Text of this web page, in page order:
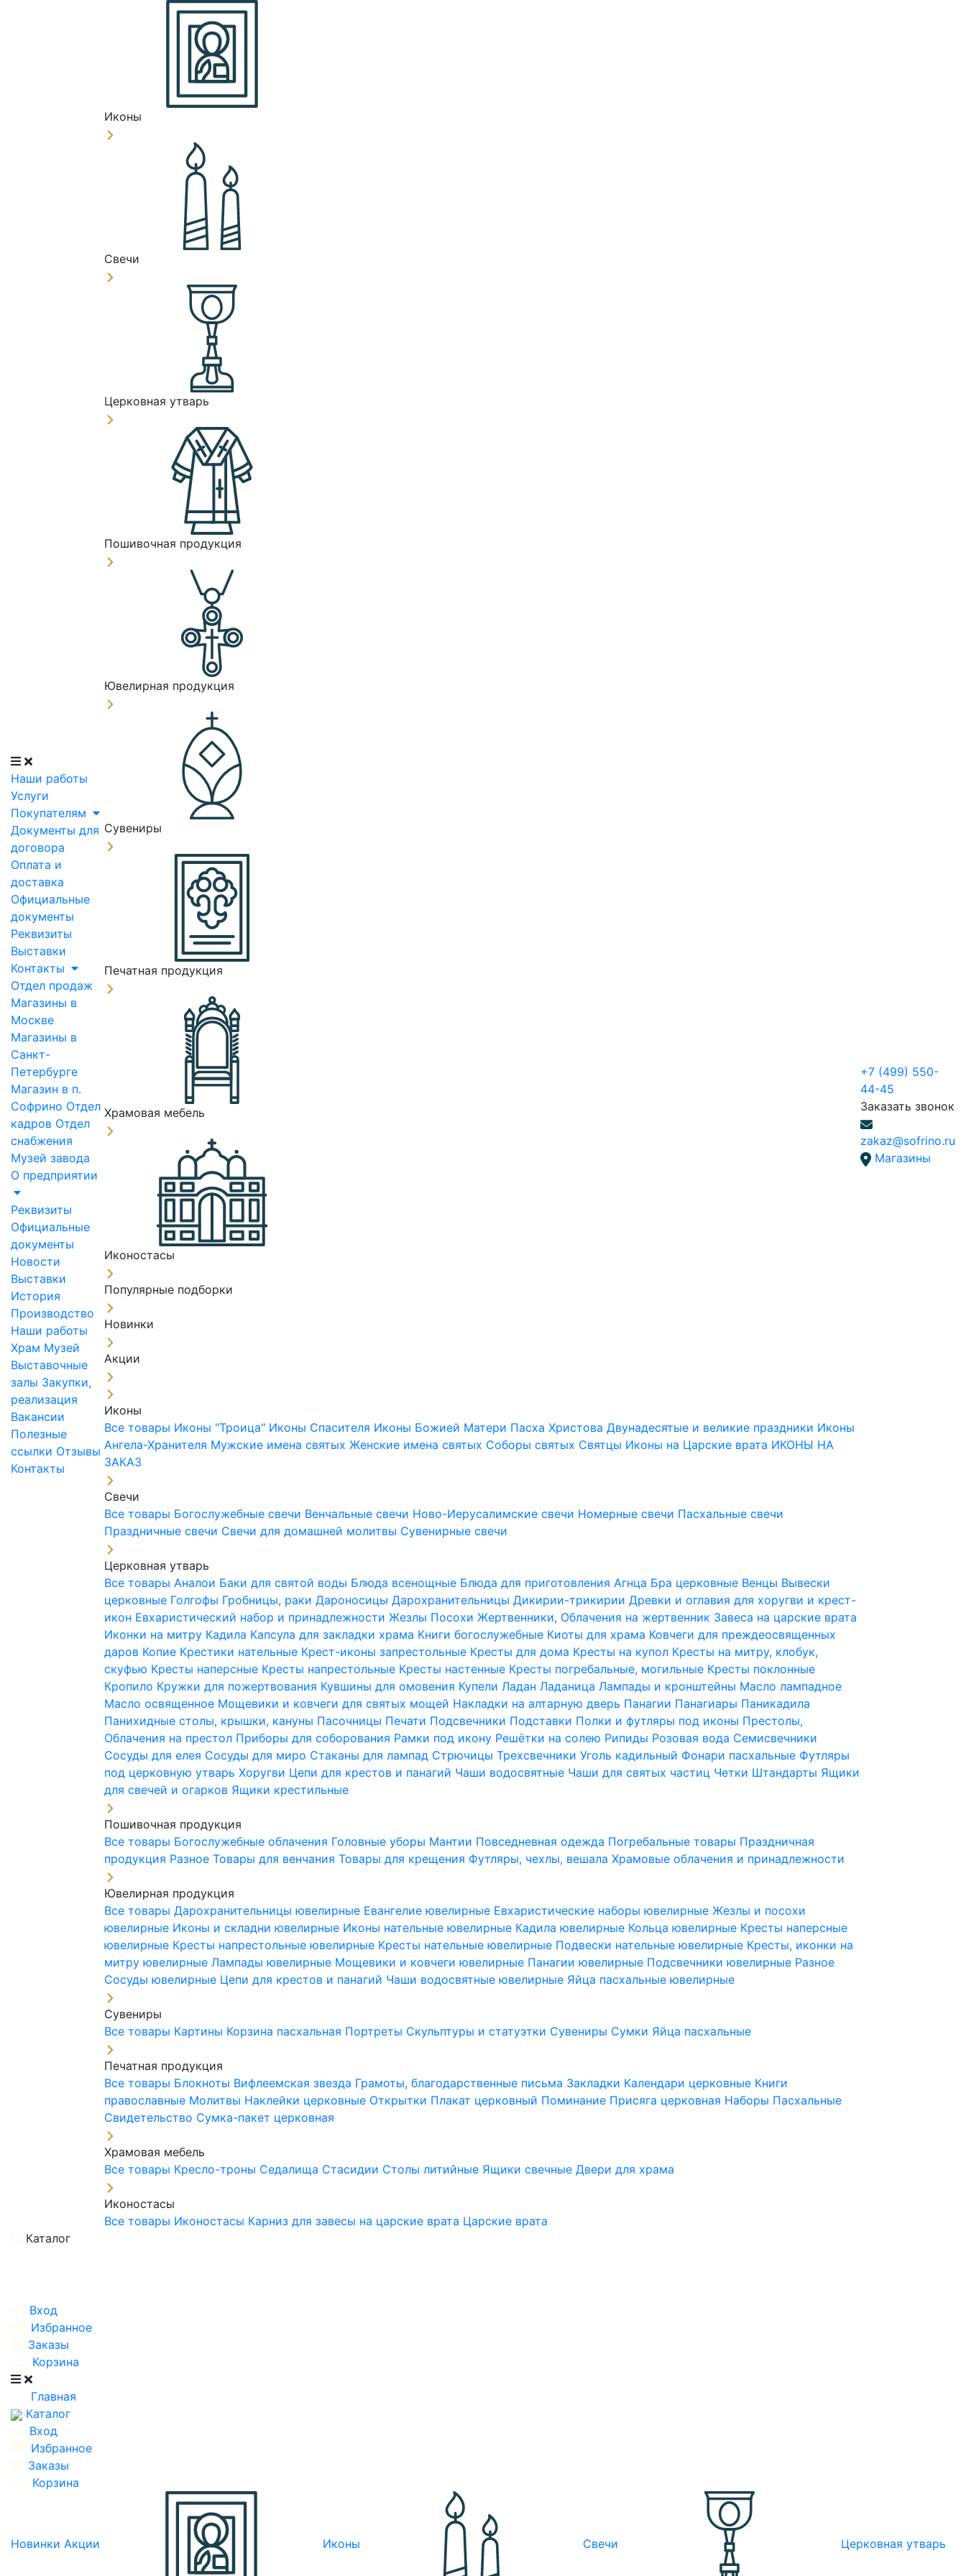
Наши работы
Услуги
Покупателям
Документы для
договора
Оплата и
доставка
Официальные
документы
Реквизиты
Выставки
Контакты
Отдел продаж
Магазины в
Москве
Магазины в
Санкт-
Петербурге
Магазин в п.
Софрино Отдел
кадров Отдел
снабжения
Музей завода
О предприятии
Реквизиты
Официальные
документы
Новости
Выставки
История
Производство
Наши работы
Храм Музей
Выставочные
залы Закупки,
реализация
Вакансии
Полезные
ссылки Отзывы
Контакты
Иконы
Свечи
Церковная утварь
Пошивочная продукция
Ювелирная продукция
Сувениры
Печатная продукция
Храмовая мебель
Иконостасы
Популярные подборки
Новинки
Акции
Иконы
Все товары Иконы "Троица" Иконы Спасителя Иконы Божией Матери Пасха ХристоваДвунадесятые и великие праздники Иконы
Ангела-Хранителя Мужские имена святыхЖенские имена святых Соборы святых Святцы Иконы на Царские врата ИКОНЫ НА
ЗАКАЗ
Свечи
Все товары Богослужебные свечи Венчальные свечи Ново-Иерусалимские свечи Номерные свечи Пасхальные свечи
Праздничные свечи Свечи для домашней молитвы Сувенирные свечи
Церковная утварь
Все товарыАналои Баки для святой воды Блюда всенощные Блюда для приготовления Агнца Бра церковные Венцы Вывески
церковные Голгофы Гробницы, ракиДароносицыДарохранительницыДикирии-трикирииДревки и оглавия для хоругви и крест-
икон Евхаристический набор и принадлежностиЖезлы ПосохиЖертвенники, Облачения на жертвенник Завеса на царские врата
Иконки на митру Кадила Капсула для закладки храма Книги богослужебные Киоты для храма Ковчеги для преждеосвященных
даров Копие Крестики нательные Крест-иконы запрестольные Кресты для дома Кресты на купол Кресты на митру, клобук,
скуфью Кресты наперсные Кресты напрестольные Кресты настенные Кресты погребальные, могильные Кресты поклонные
Кропило Кружки для пожертвования Кувшины для омовения КупелиЛаданЛаданицаЛампады и кронштейны Масло лампадное
Масло освященное Мощевики и ковчеги для святых мощей Накладки на алтарную дверь Панагии Панагиары Паникадила
Панихидные столы, крышки, кануны Пасочницы Печати Подсвечники Подставки Полки и футляры под иконы Престолы,
Облачения на престол Приборы для соборования Рамки под икону Решётки на солею Рипиды Розовая вода Семисвечники
Сосуды для елея Сосуды для миро Стаканы для лампад СтрючицыТрехсвечникиУголь кадильный Фонари пасхальные Футляры
под церковную утварьХоругви Цепи для крестов и панагий Чаши водосвятные Чаши для святых частиц Четки Штандарты Ящики
для свечей и огарков Ящики крестильные
Пошивочная продукция
Все товары Богослужебные облачения Головные уборы Мантии Повседневная одежда Погребальные товары Праздничная
продукция РазноеТовары для венчанияТовары для крещения Футляры, чехлы, вешалаХрамовые облачения и принадлежности
Ювелирная продукция
Все товарыДарохранительницы ювелирные Евангелие ювелирные Евхаристические наборы ювелирныеЖезлы и посохи
ювелирные Иконы и складни ювелирные Иконы нательные ювелирные Кадила ювелирные Кольца ювелирные Кресты наперсные
ювелирные Кресты напрестольные ювелирные Кресты нательные ювелирные Подвески нательные ювелирные Кресты, иконки на
митру ювелирныеЛампады ювелирные Мощевики и ковчеги ювелирные Панагии ювелирные Подсвечники ювелирные Разное
Сосуды ювелирные Цепи для крестов и панагий Чаши водосвятные ювелирные Яйца пасхальные ювелирные
Сувениры
Все товары Картины Корзина пасхальная Портреты Скульптуры и статуэтки Сувениры Сумки Яйца пасхальные
Печатная продукция
Все товары Блокноты Вифлеемская звезда Грамоты, благодарственные письма Закладки Календари церковные Книги
православные Молитвы Наклейки церковные Открытки Плакат церковный Поминание Присяга церковная Наборы Пасхальные
Свидетельство Сумка-пакет церковная
Храмовая мебель
Все товары Кресло-троны Седалища Стасидии Столы литийные Ящики свечныеДвери для храма
Иконостасы
Все товары Иконостасы Карниз для завесы на царские врата Царские врата
+7 (499) 550-
44-45
Заказать звонок
zakaz@sofrino.ru
Магазины
Каталог
Вход
Избранное
Заказы
Корзина
Главная
Каталог
Вход
Избранное
Заказы
Корзина
Новинки Акции Иконы Свечи Церковная утварь